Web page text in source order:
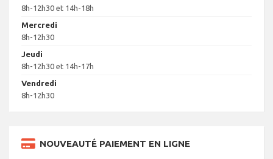
8h-12h30 et 14h-18h
Mercredi
8h-12h30
Jeudi
8h-12h30 et 14h-17h
Vendredi
8h-12h30
NOUVEAUTÉ PAIEMENT EN LIGNE